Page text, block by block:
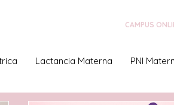
Lactancia Materna PNI
CAMPUS